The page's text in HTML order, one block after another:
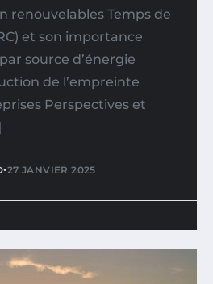
renouvelables Temps de
et son importance
source d’énergie
de l’empreinte
Perspectives et
•27 JANVIER 2025